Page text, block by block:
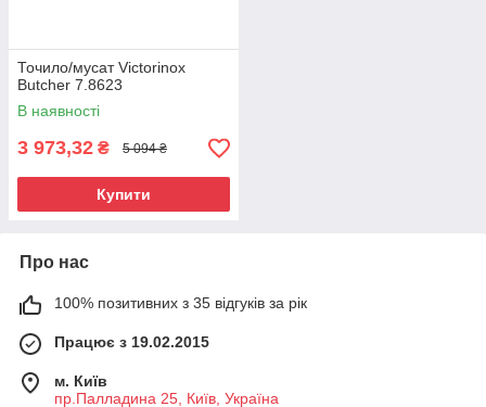
Точило/мусат Victorinox
Butcher 7.8623
В наявності
3 973,32 ₴ 5 094 ₴
Купити
Про нас
100% позитивних з 35 відгуків за рік
Працює з 19.02.2015
м. Київ
пр.Палладина 25, Київ, Україна